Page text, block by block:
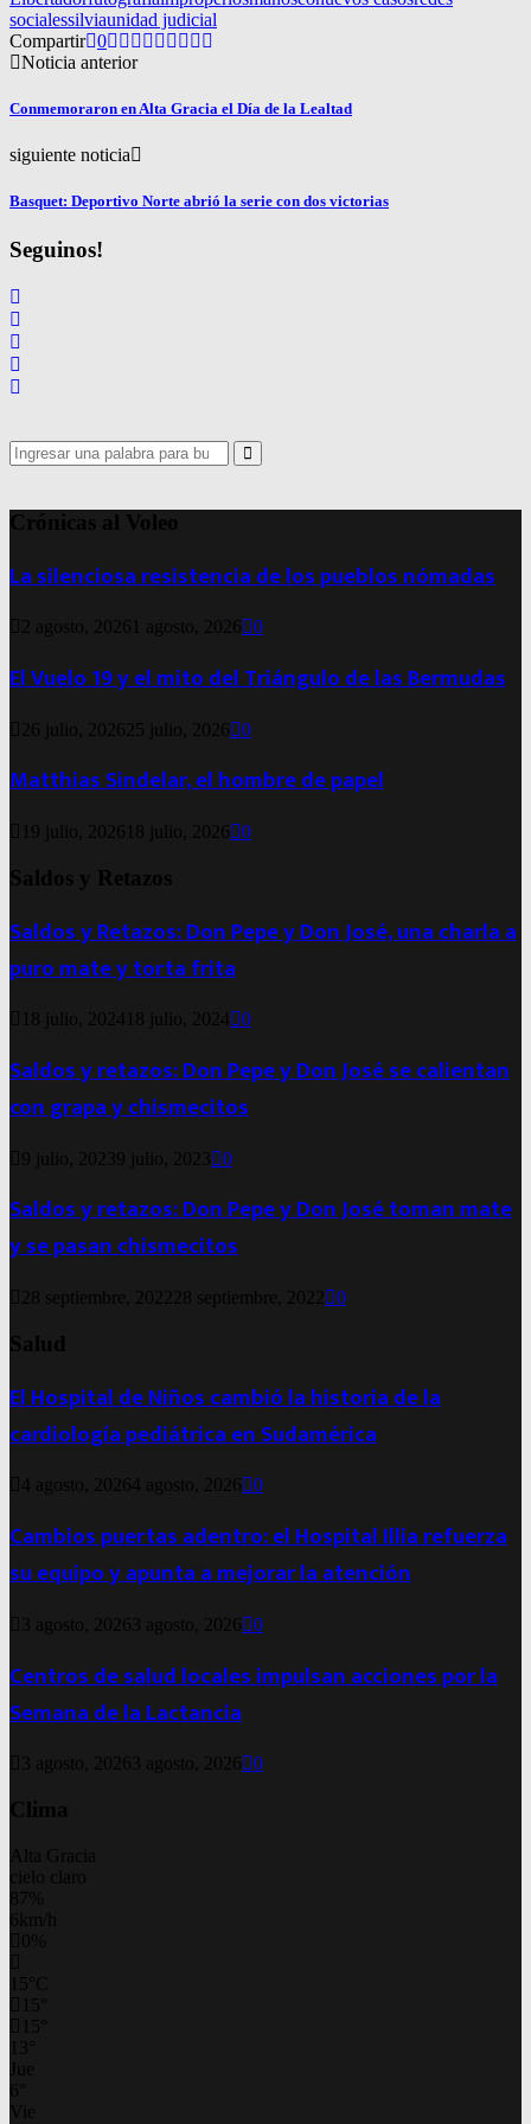
socialessilviaunidad judicial
Compartir 0
Noticia anterior
Conmemoraron en Alta Gracia el Día de la Lealtad
siguiente noticia
Basquet: Deportivo Norte abrió la serie con dos victorias
Seguinos!
Search
for:
Search
Crónicas al Voleo
La silenciosa resistencia de los pueblos nómadas
2 agosto, 2026 1 agosto, 2026 0
El Vuelo 19 y el mito del Triángulo de las Bermudas
26 julio, 2026 25 julio, 2026 0
Matthias Sindelar, el hombre de papel
19 julio, 2026 18 julio, 2026 0
Saldos y Retazos
Saldos y Retazos: Don Pepe y Don José, una charla a
puro mate y torta frita
18 julio, 2024 18 julio, 2024 0
Saldos y retazos: Don Pepe y Don José se calientan
con grapa y chismecitos
9 julio, 20239 julio, 2023 0
Saldos y retazos: Don Pepe y Don José toman mate
y se pasan chismecitos
28 septiembre, 2022 28 septiembre, 2022 0
Salud
El Hospital de Niños cambió la historia de la
cardiología pediátrica en Sudamérica
4 agosto, 20264 agosto, 2026 0
Cambios puertas adentro: el Hospital Illia refuerza
su equipo y apunta a mejorar la atención
3 agosto, 2026 3 agosto, 2026 0
Centros de salud locales impulsan acciones por la
Semana de la Lactancia
3 agosto, 2026 3 agosto, 2026 0
Clima
Alta Gracia
cielo claro
87%
6km/h
0%
15 C
15
15
13
Jue
6
Vie